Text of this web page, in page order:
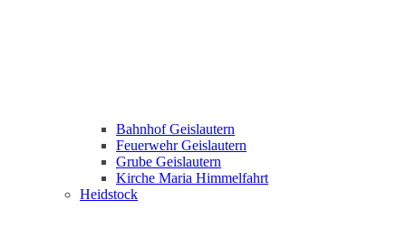
Bahnhof Geislautern
Feuerwehr Geislautern
Grube Geislautern
Kirche Maria Himmelfahrt
Heidstock